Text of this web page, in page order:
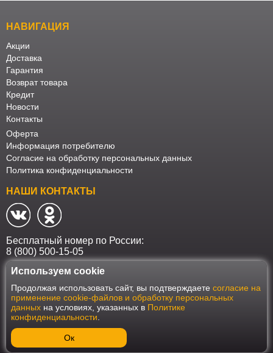
НАВИГАЦИЯ
Акции
Доставка
Гарантия
Возврат товара
Кредит
Новости
Контакты
Оферта
Информация потребителю
Согласие на обработку персональных данных
Политика конфиденциальности
НАШИ КОНТАКТЫ
Бесплатный номер по России:
8 (800) 500-15-05
Наш интернет-магазин работает в соответствии с требованиями
Федерального закона от 27 июля 2006 года №152-ФЗ "О персональных
данных". Оформить заказ на сайте Мебеласка возможно только при
наличии согласия на обработку Ваших персональных данных. Для
улучшения работы сайта и его взаимодействия с пользователями мы
используем файлы cookie. Продолжая пользоваться сайтом, вы
соглашаетесь с использованием cookie.
Используем cookie
Продолжая использовать сайт, вы подтверждаете согласие на
применение cookie-файлов и обработку персональных
данных на условиях, указанных в Политике
конфиденциальности
Ок